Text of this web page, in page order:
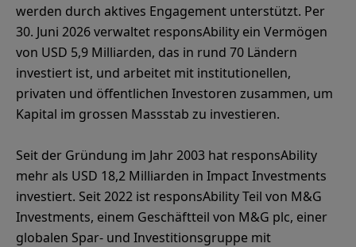
werden durch aktives Engagement unterstützt. Per
30. Juni 2026 verwaltet responsAbility ein Vermögen
von USD 5,9 Milliarden, das in rund 70 Ländern
investiert ist, und arbeitet mit institutionellen,
privaten und öffentlichen Investoren zusammen, um
Kapital im grossen Massstab zu investieren.
Seit der Gründung im Jahr 2003 hat responsAbility
mehr als USD 18,2 Milliarden in Impact Investments
investiert. Seit 2022 ist responsAbility Teil von M&G
Investments, einem Geschäftteil von M&G plc, einer
globalen Spar- und Investitionsgruppe mit